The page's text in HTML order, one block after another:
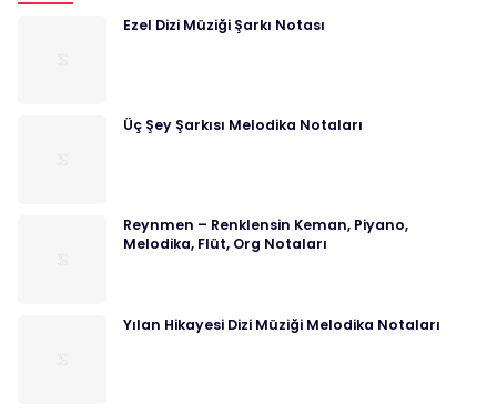
Ezel Dizi Müziği Şarkı Notası
Üç Şey Şarkısı Melodika Notaları
Reynmen – Renklensin Keman, Piyano,
Melodika, Flüt, Org Notaları
Yılan Hikayesi Dizi Müziği Melodika Notaları